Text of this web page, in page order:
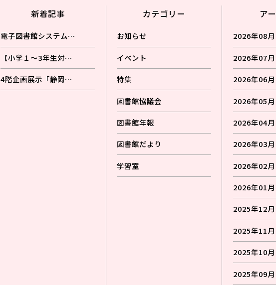
新着記事
電子図書館システム…
【小学１～3年生対…
4階企画展示「静岡…
カテゴリー
お知らせ
イベント
特集
図書館協議会
図書館年報
図書館だより
学習室
ア
2026年08月
2026年07月
2026年06月
2026年05月
2026年04月
2026年03月
2026年02月
2026年01月
2025年12月
2025年11月
2025年10月
2025年09月